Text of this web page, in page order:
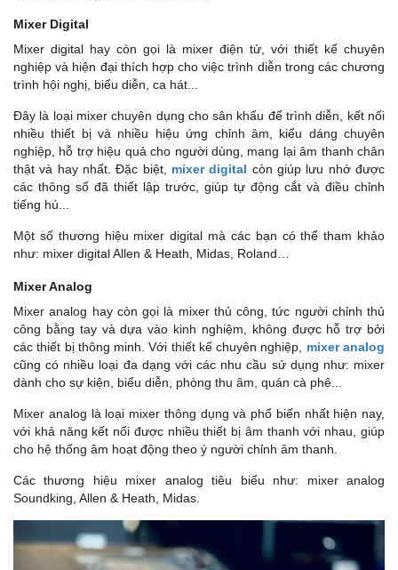
Mixer Digital
Mixer digital hay còn gọi là mixer điện tử, với thiết kế chuyên
nghiệp và hiện đại thích hợp cho việc trình diễn trong các chương
trình hội nghị, biểu diễn, ca hát...
Đây là loại mixer chuyên dụng cho sân khấu để trình diễn, kết nối
nhiều thiết bị và nhiều hiệu ứng chỉnh âm, kiểu dáng chuyên
nghiệp, hỗ trợ hiệu quả cho người dùng, mang lại âm thanh chân
thật và hay nhất. Đặc biệt, mixer digital còn giúp lưu nhớ được
các thông số đã thiết lập trước, giúp tự động cắt và điều chỉnh
tiếng hú...
Một số thương hiệu mixer digital mà các bạn có thể tham khảo
như: mixer digital Allen & Heath, Midas, Roland…
Mixer Analog
Mixer analog hay còn gọi là mixer thủ công, tức người chỉnh thủ
công bằng tay và dựa vào kinh nghiệm, không được hỗ trợ bởi
các thiết bị thông minh. Với thiết kế chuyên nghiệp, mixer analog
cũng có nhiều loại đa dạng với các nhu cầu sử dụng như: mixer
dành cho sự kiện, biểu diễn, phòng thu âm, quán cà phê...
Mixer analog là loại mixer thông dụng và phổ biến nhất hiện nay,
với khả năng kết nối được nhiều thiết bị âm thanh với nhau, giúp
cho hệ thống âm hoạt động theo ý người chỉnh âm thanh.
Các thương hiệu mixer analog tiêu biểu như: mixer analog
Soundking, Allen & Heath, Midas.